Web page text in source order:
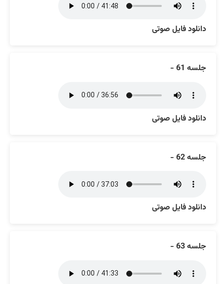
دانلود فایل صوتی
جلسه 61 -
دانلود فایل صوتی
جلسه 62 -
دانلود فایل صوتی
جلسه 63 -